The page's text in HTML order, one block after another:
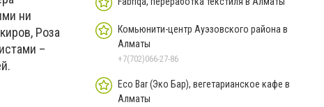
ни
Роза
–
Комьюнити-центр Ауэзовского района в
Алматы
+7(702)066-27-86
Eco Bar (Эко Бар), вегетарианское кафе в
Алматы